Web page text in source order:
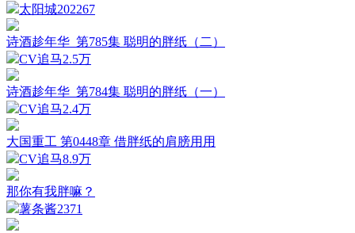
太阳城202267
诗酒趁年华_第785集 聪明的胖纸（二）
CV追马2.5万
诗酒趁年华_第784集 聪明的胖纸（一）
CV追马2.4万
大国重工 第0448章 借胖纸的肩膀用用
CV追马8.9万
那你有我胖嘛？
薯条酱2371